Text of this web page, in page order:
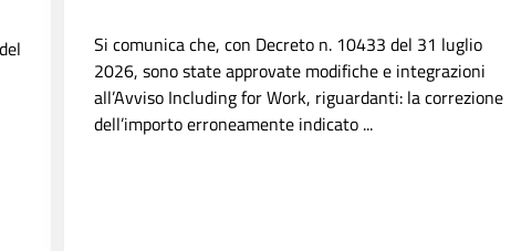
Si comunica che, con Decreto n. 10433 del 31 luglio
2026, sono state approvate modifiche e integrazioni
all’Avviso Including for Work, riguardanti: la correzione
dell’importo erroneamente indicato ...